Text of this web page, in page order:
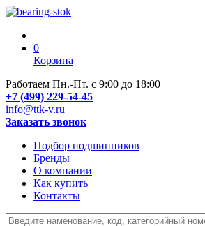
0
Корзина
Работаем Пн.-Пт. с 9:00 до 18:00
+7 (499) 229-54-45
info@ttk-v.ru
Заказать звонок
Подбор подшипников
Бренды
О компании
Как купить
Контакты